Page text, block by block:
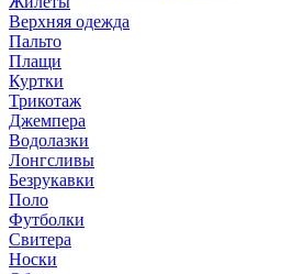
Верхняя одежда
Пальто
Плащи
Куртки
Трикотаж
Джемпера
Водолазки
Лонгсливы
Безрукавки
Поло
Футболки
Свитера
Носки